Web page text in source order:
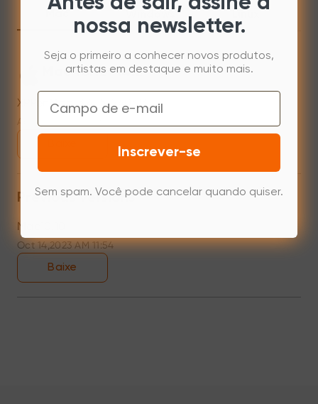
Mac 10.12~14.2
XPPenMac_3.4.15_240313
Apr 15,2024 PM 17:48
Previous versions
Mac10.10
Oct 14,2023 AM 11:54
Baixe
nossa newsletter.
Seja o primeiro a conhecer novos produtos,
artistas em destaque e muito mais.
Email
Inscrever-se
Sem spam. Você pode cancelar quando quiser.